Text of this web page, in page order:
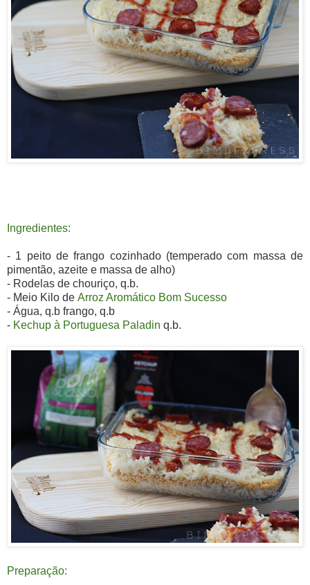
Ingredientes:
- 1 peito de frango cozinhado (temperado com massa de
pimentão, azeite e massa de alho)
- Rodelas de chouriço, q.b.
- Meio Kilo de Arroz Aromático Bom Sucesso
- Água, q.b frango, q.b
- Kechup à Portuguesa Paladin q.b.
Preparação: